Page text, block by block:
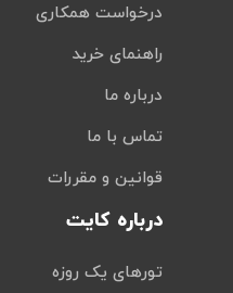
درخواست همکاری
راهنمای خرید
درباره ما
تماس با ما
قوانین و مقررات
درباره کایت
تورهای یک روزه